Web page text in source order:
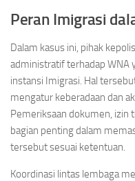
Peran Imigrasi
Dalam kasus ini, pihak
administratif terhadap WNA
instansi Imigrasi. Hal
mengatur keberadaan dan
Pemeriksaan dokumen, izin
bagian penting dalam
tersebut sesuai ketentuan.
Koordinasi lintas lembaga